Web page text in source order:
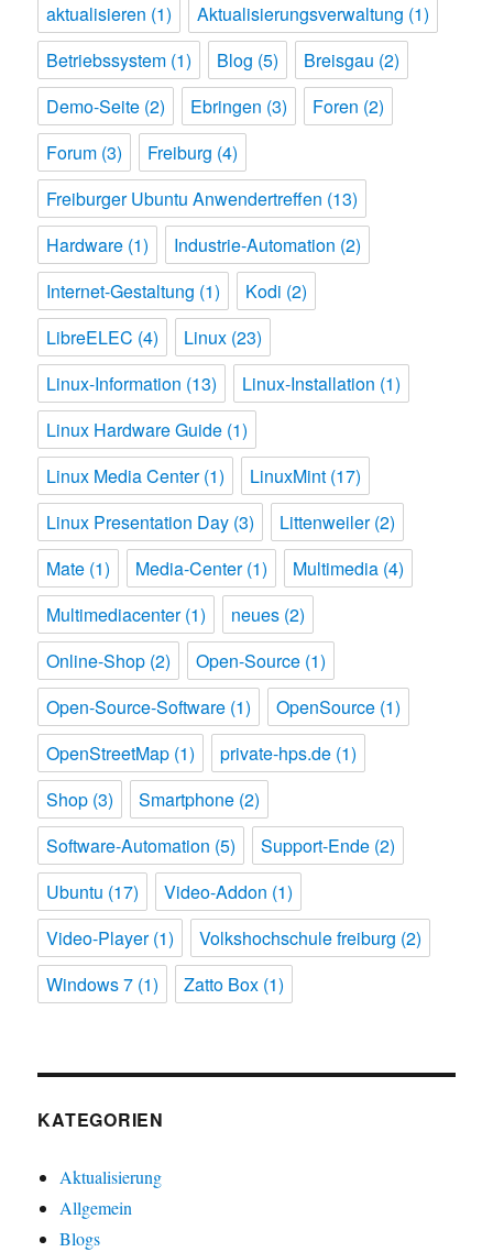
aktualisieren (1) Aktualisierungsverwaltung (1)
Betriebssystem (1) Blog (5) Breisgau (2)
Demo-Seite (2) Ebringen (3) Foren (2)
Forum (3) Freiburg (4)
Freiburger Ubuntu Anwendertreffen (13)
Hardware (1) Industrie-Automation (2)
Internet-Gestaltung (1) Kodi (2)
LibreELEC (4) Linux (23)
Linux-Information (13) Linux-Installation (1)
Linux Hardware Guide (1)
Linux Media Center(1) LinuxMint (17)
Linux Presentation Day (3) Littenweiler(2)
Mate (1) Media-Center(1) Multimedia (4)
Multimediacenter(1) neues (2)
Online-Shop (2) Open-Source (1)
Open-Source-Software (1) OpenSource (1)
OpenStreetMap (1) private-hps.de (1)
Shop (3) Smartphone (2)
Software-Automation (5) Support-Ende (2)
Ubuntu (17) Video-Addon (1)
Video-Player(1) Volkshochschule freiburg (2)
Windows 7 (1) Zatto Box (1)
KATEGORIEN
Aktualisierung
Allgemein
Blogs